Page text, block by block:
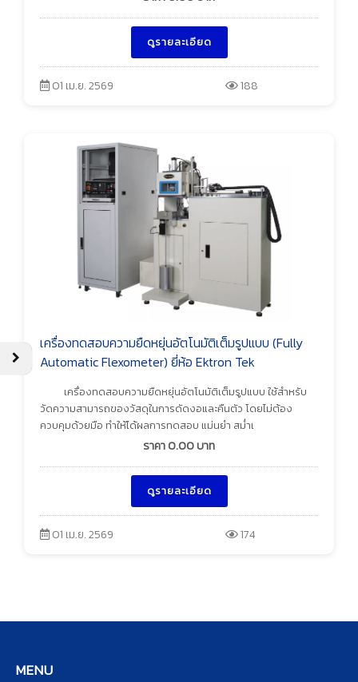
ดูรายละเอียด
01 เม.ย. 2569 188
เครื่องทดสอบความยืดหยุ่นอัตโนมัติเต็มรูปแบบ (Fully
Automatic Flexometer) ยี่ห้อ Ektron Tek
เครื่องทดสอบความยืดหยุ่นอัตโนมัติเต็มรูปแบบ ใช้สำหรับ
วัดความสามารถของวัสดุในการดัดงอและคืนตัว โดยไม่ต้อง
ควบคุมด้วยมือ ทำให้ได้ผลการทดสอบ แม่นยำ สม่ำเ
ราคา0.00บาท
ดูรายละเอียด
01 เม.ย. 2569 174
MENU